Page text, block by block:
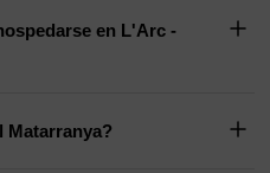
en L'Arc -
Matarranya?